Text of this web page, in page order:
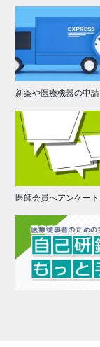
新薬や医療機器の申
医師会員へアンケー